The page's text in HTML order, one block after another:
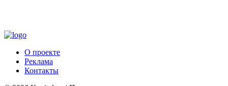
О проекте
Реклама
Контакты